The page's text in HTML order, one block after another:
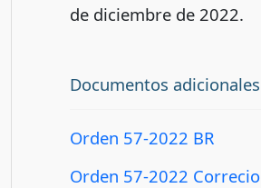
de diciembre de 2022.
Documentos adicionales
Orden 57-2022 BR
Orden 57-2022